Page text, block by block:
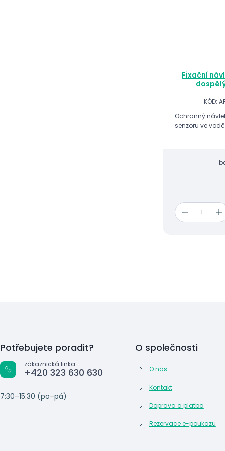
Fixační
KÓD:
Ochranný
senzoru ve
Potřebujete poradit?
zákaznická linka
+420 323 630 630
7:30–15:30 (po–pá)
O společnosti
O nás
Kontakt
Doprava a platba
Rezervace e-poukazu